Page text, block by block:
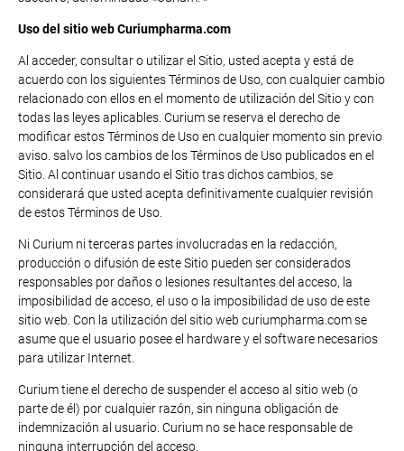
Uso del sitio web Curiumpharma.com
Al acceder, consultar o utilizar el Sitio, usted acepta y está de
acuerdo con los siguientes Términos de Uso, con cualquier cambio
relacionado con ellos en el momento de utilización del Sitio y con
todas las leyes aplicables. Curium se reserva el derecho de
modificar estos Términos de Uso en cualquier momento sin previo
aviso. salvo los cambios de los Términos de Uso publicados en el
Sitio. Al continuar usando el Sitio tras dichos cambios, se
considerará que usted acepta definitivamente cualquier revisión
de estos Términos de Uso.
Ni Curium ni terceras partes involucradas en la redacción,
producción o difusión de este Sitio pueden ser considerados
responsables por daños o lesiones resultantes del acceso, la
imposibilidad de acceso, el uso o la imposibilidad de uso de este
sitio web. Con la utilización del sitio web curiumpharma.com se
asume que el usuario posee el hardware y el software necesarios
para utilizar Internet.
Curium tiene el derecho de suspender el acceso al sitio web (o
parte de él) por cualquier razón, sin ninguna obligación de
indemnización al usuario. Curium no se hace responsable de
ninguna interrupción del acceso.